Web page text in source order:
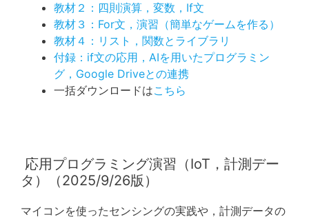
教材２：四則演算，変数，If文
教材３：For文，演習（簡単なゲームを作る）
教材４：リスト，関数とライブラリ
付録：if文の応用，AIを用いたプログラミン
グ，Google Driveとの連携
一括ダウンロードはこちら
応用プログラミング演習（IoT，計測デー
タ）（2025/9/26版）
マイコンを使ったセンシングの実践や，計測データの